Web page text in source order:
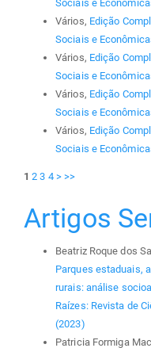
Sociais e
Vários, Edição
Sociais e
Vários, Edição
Sociais e
Vários, Edição
Sociais e
Vários, Edição
Sociais e
1 2 3 4 > >>
Artigos
Beatriz Roque dos
Parques estaduais,
rurais: análise
Raízes: Revista de
(2023)
Patricia Formiga